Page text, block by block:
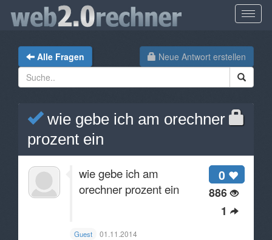
Neue Antwort erstellen
Alle Fragen
wie gebe ich am orechner
prozent ein
0
886
1
wie gebe ich am
orechner prozent ein
Guest 01.11.2014